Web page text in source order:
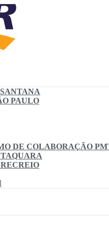
PAULO
DE COLABORAÇÃO
TAQUARA
RECREIO